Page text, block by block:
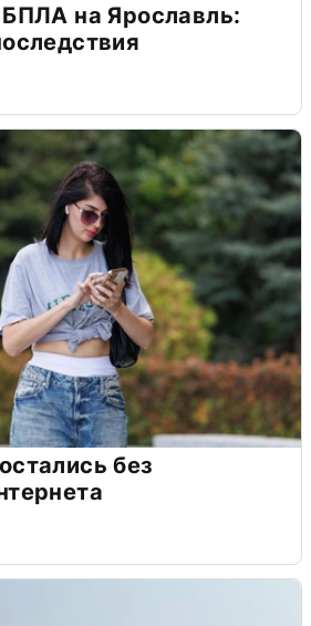
на Ярославль:
без